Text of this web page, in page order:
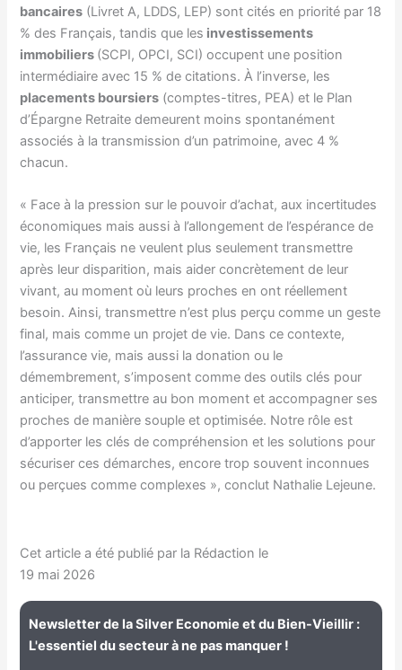
bancaires (Livret A, LDDS, LEP) sont cités en priorité par 18
% des Français, tandis que les investissements
immobiliers (SCPI, OPCI, SCI) occupent une position
intermédiaire avec 15 % de citations. À l’inverse, les
placements boursiers (comptes-titres, PEA) et le Plan
d’Épargne Retraite demeurent moins spontanément
associés à la transmission d’un patrimoine, avec 4 %
chacun.
« Face à la pression sur le pouvoir d’achat, aux incertitudes
économiques mais aussi à l’allongement de l’espérance de
vie, les Français ne veulent plus seulement transmettre
après leur disparition, mais aider concrètement de leur
vivant, au moment où leurs proches en ont réellement
besoin. Ainsi, transmettre n’est plus perçu comme un geste
final, mais comme un projet de vie. Dans ce contexte,
l’assurance vie, mais aussi la donation ou le
démembrement, s’imposent comme des outils clés pour
anticiper, transmettre au bon moment et accompagner ses
proches de manière souple et optimisée. Notre rôle est
d’apporter les clés de compréhension et les solutions pour
sécuriser ces démarches, encore trop souvent inconnues
ou perçues comme complexes », conclut Nathalie Lejeune.
Cet article a été publié par la Rédaction le
19 mai 2026
Newsletter de la Silver Economie et du Bien-Vieillir :
L'essentiel du secteur à ne pas manquer !